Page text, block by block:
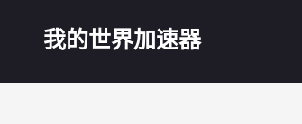
我的世界加速器